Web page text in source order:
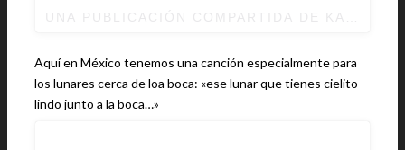
Aquí en México tenemos una canción especialmente para
los lunares cerca de loa boca: «ese lunar que tienes cielito
lindo junto a la boca…»